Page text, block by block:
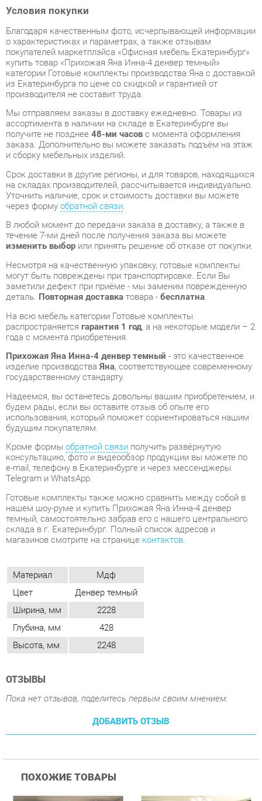
покупателей маркетплэйса «Офисная мебель Екатеринбург»
купить товар «Прихожая Яна Инна-4 денвер темный»
категории Готовые комплекты производства Яна с доставкой
из Екатеринбурга по цене со скидкой и гарантией от
производителя не составит труда.
Мы отправляем заказы в доставку ежедневно. Товары из
ассортимента в наличии на складе в Екатеринбурге вы
получите не позднее48-ми часовс момента оформления
заказа. Дополнительно вы можете заказать подъём на этаж
Срок доставки в другие регионы, и для товаров, находящихся
на складах производителей, рассчитывается индивидуально.
Уточнить наличие, срок и стоимость доставки вы можете
через формуобратной связи.
В любой момент до передачи заказа в доставку, а также в
течение 7-ми дней после получения заказа вы можете
изменить выборили принять решение об отказе от покупки.
Несмотря на качественную упаковку, готовые комплекты
могут быть повреждены при транспортировке. Если Вы
заметили дефект при приёме - мы заменим поврежденную
деталь.Повторная доставкатовара -бесплатна.
На всю мебель категории Готовые комплекты
распространяетсягарантия 1 год , а на некоторые модели – 2
года с момента приобретения.
Прихожая Яна Инна-4 денвер темный - это качественное
изделие производства
государственному стандарту.
Надеемся, вы останетесь довольны вашим приобретением, и
использования, который поможет сориентироваться нашим
будущим покупателям.
консультацию, фото и видеообзор продукции вы можете по
e-mail, телефону в Екатеринбурге и через мессенджеры
Telegram и WhatsApp.
Готовые комплекты также можно сравнить между собой в
нашем шоу-руме и купить Прихожая Яна Инна-4 денвер
темный, самостоятельно забрав его с нашего центрального
склада в г. Екатеринбург. Полный список адресов и
магазинов смотрите на странице
контактов
Материал
Мдф
Цвет
Денвер темный
Ширина, мм
2228
Высота, мм
2248
ОТЗЫВЫ
Пока нет отзывов, поделитесь первым своим мнением.
ДОБАВИТЬ ОТЗЫВ
ПОХОЖИЕ ТОВАРЫ